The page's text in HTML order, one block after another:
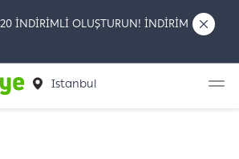
İNDİRİMLİ OLUŞTURUN! İNDİRİM
Istanbul